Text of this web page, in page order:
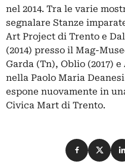
nel 2014. Tra le varie
segnalare Stanze
Art Project di Trento e
(2014) presso il Mag-
Garda (Tn), Oblio (2017)
nella Paolo Maria
espone nuovamente in
Civica Mart di Trento.
Condividi su